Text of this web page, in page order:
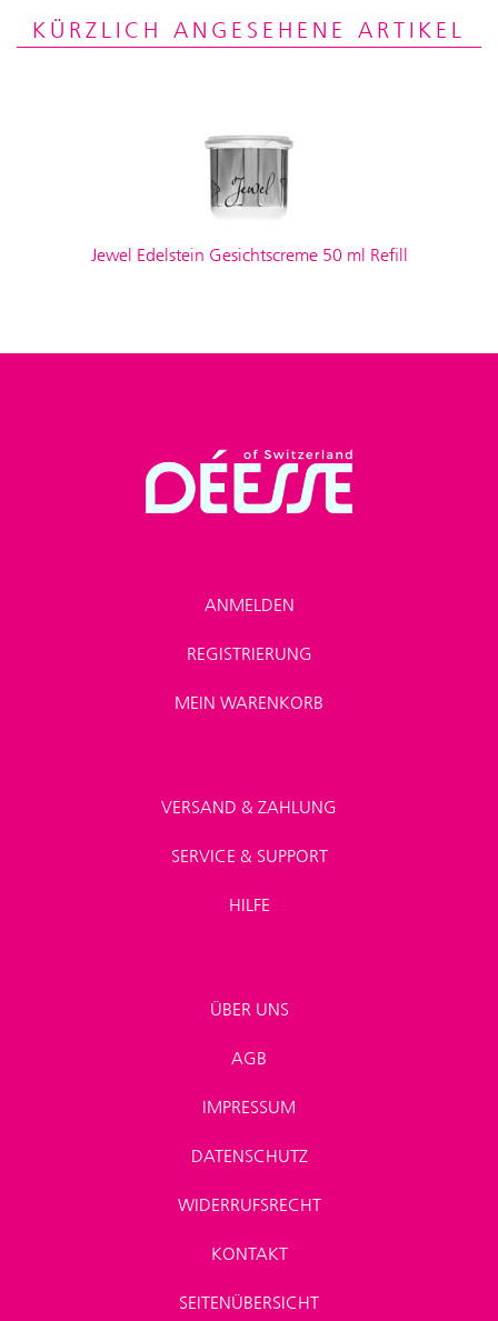
KÜRZLICH ANGESEHENE ARTIKEL
Jewel Edelstein Gesichtscreme 50 ml Refill
ANMELDEN
REGISTRIERUNG
MEIN WARENKORB
VERSAND & ZAHLUNG
SERVICE & SUPPORT
HILFE
ÜBER UNS
AGB
IMPRESSUM
DATENSCHUTZ
WIDERRUFSRECHT
KONTAKT
SEITENÜBERSICHT